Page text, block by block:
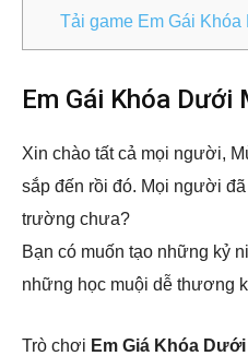
Tải game Em Gái
Em Gái Khóa Dưới
Xin chào tất cả mọi người,
sắp đến rồi đó. Mọi người
trường chưa?
Bạn có muốn tạo những kỷ
những học muội dễ thương
Trò chơi Em Giá Khóa Dưới